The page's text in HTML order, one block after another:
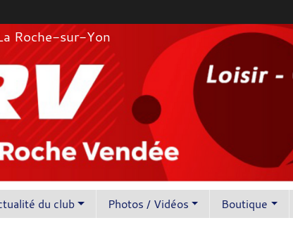
Roche-sur-Yon
du club Photos / Vidéos Boutique